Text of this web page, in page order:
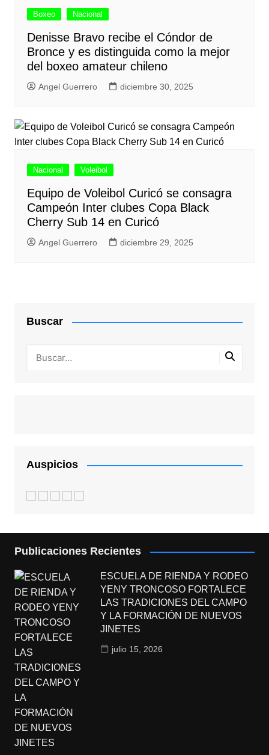
Boxeo Nacional
Denisse Bravo recibe el Cóndor de
Bronce y es distinguida como la mejor
del boxeo amateur chileno
Angel Guerrero diciembre 30, 2025
Nacional Voleibol
Equipo de Voleibol Curicó se consagra
Campeón Inter clubes Copa Black
Cherry Sub 14 en Curicó
Angel Guerrero diciembre 29, 2025
Buscar
Auspicios
Publicaciones Recientes
ESCUELA DE RIENDA Y RODEO
YENY TRONCOSO FORTALECE
LAS TRADICIONES DEL CAMPO
Y LA FORMACIÓN DE NUEVOS
JINETES
julio 15, 2026